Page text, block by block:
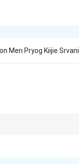
Men Pryog Kiijie Srvani